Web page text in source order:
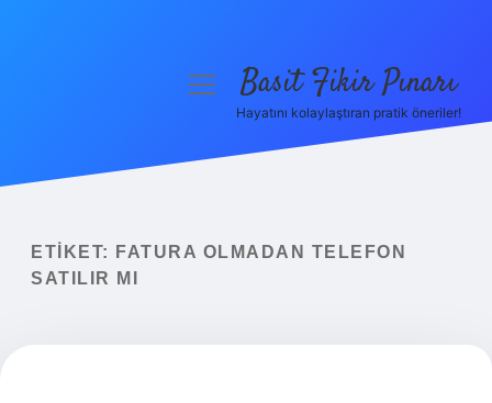
Yasal Uyarı
menüyüBasit Fikir Pınarı
Hayatını kolaylaştıran pratik öneriler!
ETIKET:
FATURA OLMADAN TELEFON
SATILIR MI